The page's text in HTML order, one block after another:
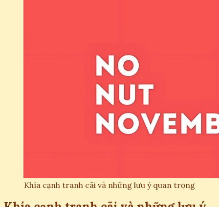
Khía cạnh tranh cãi và những lưu ý quan trọng